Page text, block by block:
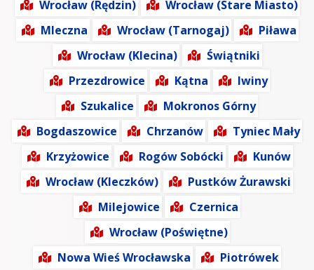
Wrocław (Rędzin)
Wrocław (Stare Miasto)
Mleczna
Wrocław (Tarnogaj)
Piława
Wrocław (Klecina)
Świątniki
Przezdrowice
Kątna
Iwiny
Szukalice
Mokronos Górny
Bogdaszowice
Chrzanów
Tyniec Mały
Krzyżowice
Rogów Sobócki
Kunów
Wrocław (Kleczków)
Pustków Żurawski
Milejowice
Czernica
Wrocław (Poświętne)
Nowa Wieś Wrocławska
Piotrówek